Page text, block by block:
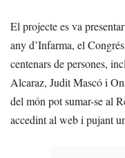
El projecte es va
any d’Infarma, el
centenars de persones,
Alcaraz, Judit Mascó i
del món pot sumar-se al
accedint al web i pujant